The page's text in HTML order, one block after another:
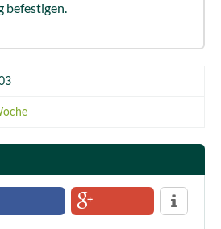
befestigen.